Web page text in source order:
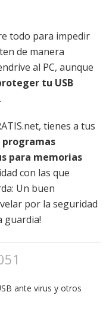
todo para impedir
de manera
al PC, aunque
tu USB
tienes a tus
programas
para memorias
con las que
Un buen
por la seguridad
guardia!
ante virus y otros